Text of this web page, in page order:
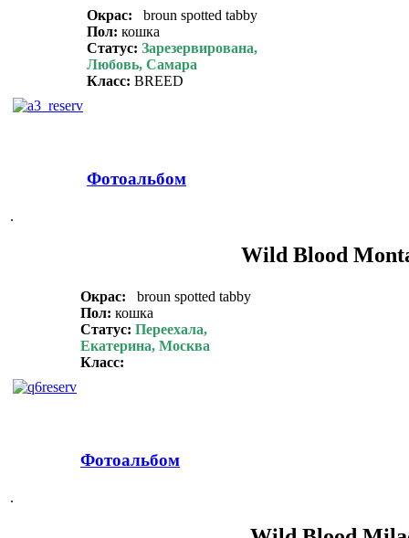
Окрас: broun spotted tabby
Пол: кошка
Статус: Зарезервирована,
Любовь, Самара
Класс: BREED
Фотоальбом
.
Wild Blood
Окрас: broun spotted tabby
Пол: кошка
Статус: Переехала,
Екатерина, Москва
Класс:
Фотоальбом
.